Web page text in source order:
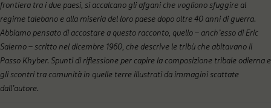
frontiera tra i due paesi, si accalcano gli afgani che vogliono sfuggire al
regime talebano e alla miseria del loro paese dopo oltre 40 anni di guerra.
Abbiamo pensato di accostare a questo racconto, quello – anch’esso di Eric
Salerno – scritto nel dicembre 1960, che descrive le tribù che abitavano il
Passo Khyber. Spunti di riflessione per capire la composizione tribale odierna e
gli scontri tra comunità in quelle terre illustrati da immagini scattate
dall’autore.